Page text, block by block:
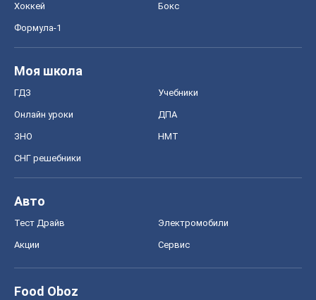
Хоккей Бокс
Формула-1
Моя школа
ГДЗ Учебники
Онлайн уроки ДПА
ЗНО НМТ
СНГ решебники
Авто
Тест Драйв Электромобили
Акции Сервис
Food Oboz